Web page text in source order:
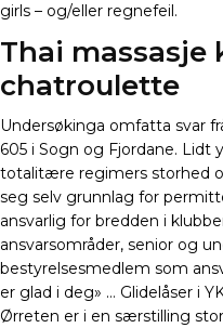
girls – og/eller regnefeil.
Thai massasje
chatroulette
Undersøkinga omfatta svar
605 i Sogn og Fjordane. Lidt
totalitære regimers storhed
seg selv grunnlag for
ansvarlig for bredden i
ansvarsområder, senior og
bestyrelsesmedlem som
er glad i deg» … Glidelåser i
Ørreten er i en særstilling